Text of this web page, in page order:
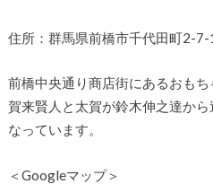
住所：群馬県前橋市千代田町2-7-
前橋中央通り商店街にあるおも
賀来賢人と太賀が鈴木伸之達か
なっています。
＜Googleマップ＞